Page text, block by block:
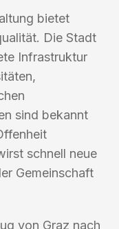
bietet
Die Stadt
Infrastruktur
sind bekannt
schnell neue
Gemeinschaft
von Graz nach